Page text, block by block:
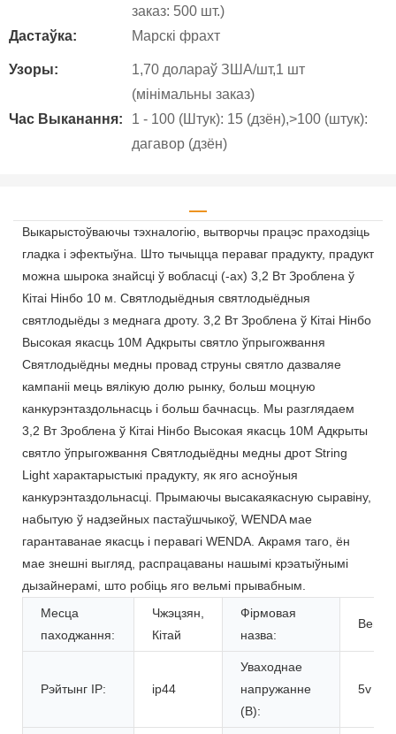
заказ: 500 шт.)
Дастаўка:
Марскі фрахт
Узоры:
1,70 долараў ЗША/шт,1 шт
(мінімальны заказ)
Час Выканання:
1 - 100 (Штук): 15 (дзён),>100 (штук):
дагавор (дзён)
Выкарыстоўваючы тэхналогію, вытворчы працэс праходзіць
гладка і эфектыўна. Што тычыцца пераваг прадукту, прадукт
можна шырока знайсці ў вобласці (-ах) 3,2 Вт Зроблена ў
Кітаі Нінбо 10 м. Святлодыёдныя святлодыёдныя
святлодыёды з меднага дроту. 3,2 Вт Зроблена ў Кітаі Нінбо
Высокая якасць 10M Адкрыты святло ўпрыгожвання
Святлодыёдны медны провад струны святло дазваляе
кампаніі мець вялікую долю рынку, больш моцную
канкурэнтаздольнасць і больш бачнасць. Мы разглядаем
3,2 Вт Зроблена ў Кітаі Нінбо Высокая якасць 10M Адкрыты
святло ўпрыгожвання Святлодыёдны медны дрот String
Light характарыстыкі прадукту, як яго асноўныя
канкурэнтаздольнасці. Прымаючы высакаякасную сыравіну,
набытую ў надзейных пастаўшчыкоў, WENDA мае
гарантаванае якасць і перавагі WENDA. Акрамя таго, ён
мае знешні выгляд, распрацаваны нашымі крэатыўнымі
дызайнерамі, што робіць яго вельмі прывабным.
Месца
паходжання:
Чжэцзян,
Кітай
Фірмовая
назва:
Венда
Рэйтынг IP: ip44
Уваходнае
напружанне
(В):
5v